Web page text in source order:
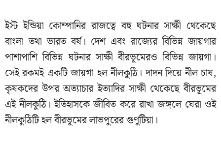
ইস্ট ইন্ডিয়া কোম্পানির রাজত্বে বহু ঘটনার সাক্ষী থেকেছে
বাংলা তথা ভারত বর্ষ। দেশ এবং রাজ্যের বিভিন্ন জায়গার
পাশাপাশি বিভিন্ন ঘটনার সাক্ষী বীরভূমেরও বিভিন্ন জায়গা।
সেই রকমই একটি জায়গা হল নীলকুঠি। দাদন দিয়ে নীল চাষ,
কৃষকদের উপর অত্যাচার ইত্যাদির সাক্ষী থেকেছে বীরভূমের
এই নীলকুঠি। ইতিহাসকে জীবিত করে রাখা জঙ্গলে ঘেরা ওই
নীলকুঠিটি হল বীরভূমের লাভপুরের গুণুটিয়া।